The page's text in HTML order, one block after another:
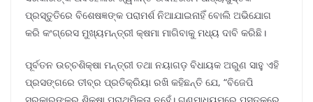
ପ୍ରସ୍ତୁତିରେ ବିଶେଷଜ୍ଞଙ୍କ ପରାମର୍ଶ ନିଆଯାଇନାହିଁ ବୋଲି ଅଭିଯୋଗ
କରି କଂଗ୍ରେସ ମୁଖ୍ୟମନ୍ତ୍ରୀ କ୍ଷମା ମାଗିବାକୁ ମଧ୍ୟ ଦାବି କରିଛି।
ପୂର୍ବତନ ଉଚ୍ଚଶିକ୍ଷା ମନ୍ତ୍ରୀ ତଥା ନୟାଗଡ଼ ବିଧାୟକ ଅରୁଣ ସାହୁ ଏହି
ପ୍ରସଙ୍ଗରେ ତୀବ୍ର ପ୍ରତିକ୍ରିୟା ରଖି କହିଛନ୍ତି ଯେ, “ବିଜେପି